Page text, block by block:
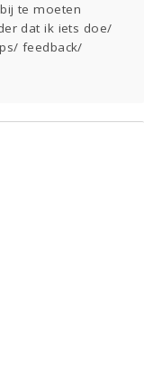
Aangeboden
Zien
te moeten
dat ik iets doe/
feedback/